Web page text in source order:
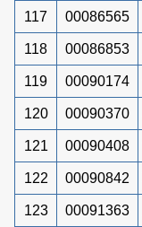
117 00086565
118 00086853
119 00090174
120 00090370
121 00090408
122 00090842
123 00091363